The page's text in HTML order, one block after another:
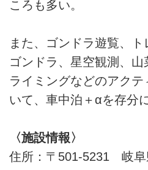
ころも多い。
また、ゴンドラ遊覧、ト
ゴンドラ、星空観測、
ライミングなどのアク
いて、車中泊＋αを存分
〈施設情報〉
住所：〒501-5231 岐阜